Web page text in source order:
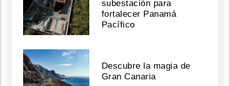
subestación para
fortalecer Panamá
Pacífico
Descubre la magia de
Gran Canaria